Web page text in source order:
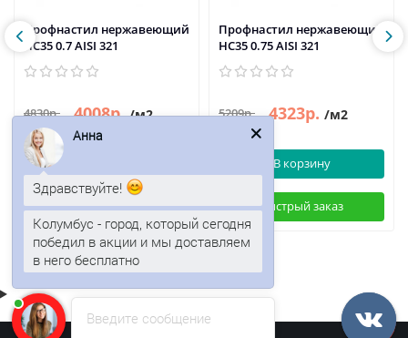
Профнастил нержавеющий
НС35 0.7 AISI 321
4830р. 4008р. /м2
Быстрый заказ
Профнастил нержавеющий
НС35 0.75 AISI 321
5209р. 4323р. /м2
В корзину
Быстрый заказ
Введите сообщение
Анна
Здравствуйте!
Колумбус - город, который сегодня
победил в акции и мы доставляем
в него бесплатно